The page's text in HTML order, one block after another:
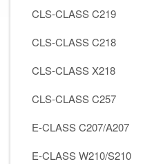
CLS-CLASS C219
CLS-CLASS C218
CLS-CLASS X218
CLS-CLASS C257
E-CLASS C207/A207
E-CLASS W210/S210